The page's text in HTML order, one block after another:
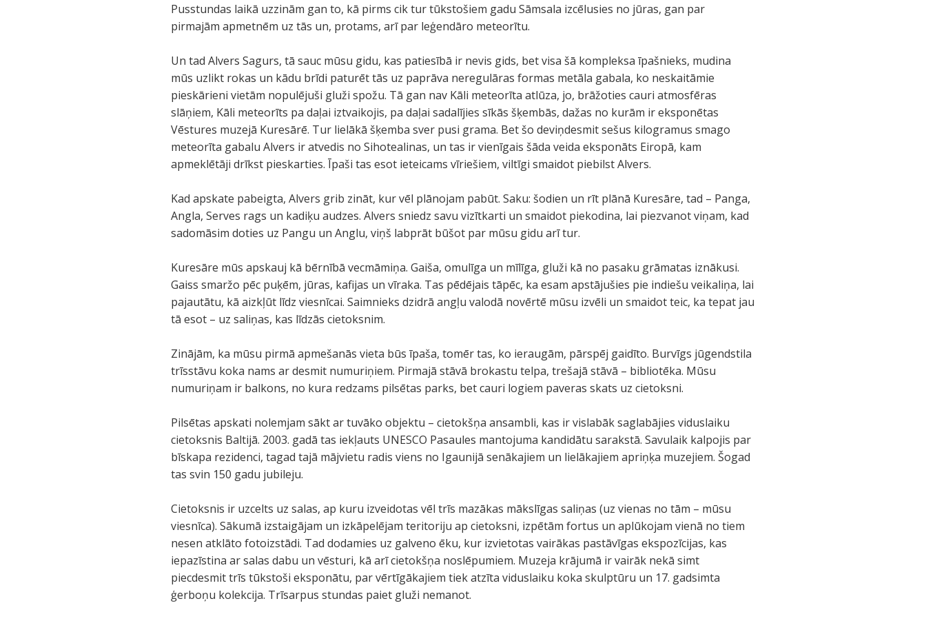
Pusstundas laikā uzzinām gan to, kā pirms cik tur tūkstošiem gadu Sāmsala izcēlusies no jūras, gan par
pirmajām apmetnēm uz tās un, protams, arī par leģendāro meteorītu.
Un tad Alvers Sagurs, tā sauc mūsu gidu, kas patiesībā ir nevis gids, bet visa šā kompleksa īpašnieks, mudina
mūs uzlikt rokas un kādu brīdi paturēt tās uz paprāva neregulāras formas metāla gabala, ko neskaitāmie
pieskārieni vietām nopulējuši gluži spožu. Tā gan nav Kāli meteorīta atlūza, jo, brāžoties cauri atmosfēras
slāņiem, Kāli meteorīts pa daļai iztvaikojis, pa daļai sadalījies sīkās šķembās, dažas no kurām ir eksponētas
Vēstures muzejā Kuresārē. Tur lielākā šķemba sver pusi grama. Bet šo deviņdesmit sešus kilogramus smago
meteorīta gabalu Alvers ir atvedis no Sihotealinas, un tas ir vienīgais šāda veida eksponāts Eiropā, kam
apmeklētāji drīkst pieskarties. Īpaši tas esot ieteicams vīriešiem, viltīgi smaidot piebilst Alvers.
Kad apskate pabeigta, Alvers grib zināt, kur vēl plānojam pabūt. Saku: šodien un rīt plānā Kuresāre, tad – Panga,
Angla, Serves rags un kadiķu audzes. Alvers sniedz savu vizītkarti un smaidot piekodina, lai piezvanot viņam, kad
sadomāsim doties uz Pangu un Anglu, viņš labprāt būšot par mūsu gidu arī tur.
Kuresāre mūs apskauj kā bērnībā vecmāmiņa. Gaiša, omulīga un mīlīga, gluži kā no pasaku grāmatas iznākusi.
Gaiss smaržo pēc puķēm, jūras, kafijas un vīraka. Tas pēdējais tāpēc, ka esam apstājušies pie indiešu veikaliņa, lai
pajautātu, kā aizkļūt līdz viesnīcai. Saimnieks dzidrā angļu valodā novērtē mūsu izvēli un smaidot teic, ka tepat jau
tā esot – uz saliņas, kas līdzās cietoksnim.
Zinājām, ka mūsu pirmā apmešanās vieta būs īpaša, tomēr tas, ko ieraugām, pārspēj gaidīto. Burvīgs jūgendstila
trīsstāvu koka nams ar desmit numuriņiem. Pirmajā stāvā brokastu telpa, trešajā stāvā – bibliotēka. Mūsu
numuriņam ir balkons, no kura redzams pilsētas parks, bet cauri logiem paveras skats uz cietoksni.
Pilsētas apskati nolemjam sākt ar tuvāko objektu – cietokšņa ansambli, kas ir vislabāk saglabājies viduslaiku
cietoksnis Baltijā. 2003. gadā tas iekļauts UNESCO Pasaules mantojuma kandidātu sarakstā. Savulaik kalpojis par
bīskapa rezidenci, tagad tajā mājvietu radis viens no Igaunijā senākajiem un lielākajiem apriņķa muzejiem. Šogad
tas svin 150 gadu jubileju.
Cietoksnis ir uzcelts uz salas, ap kuru izveidotas vēl trīs mazākas mākslīgas saliņas (uz vienas no tām – mūsu
viesnīca). Sākumā izstaigājam un izkāpelējam teritoriju ap cietoksni, izpētām fortus un aplūkojam vienā no tiem
nesen atklāto fotoizstādi. Tad dodamies uz galveno ēku, kur izvietotas vairākas pastāvīgas ekspozīcijas, kas
iepazīstina ar salas dabu un vēsturi, kā arī cietokšņa noslēpumiem. Muzeja krājumā ir vairāk nekā simt
piecdesmit trīs tūkstoši eksponātu, par vērtīgākajiem tiek atzīta viduslaiku koka skulptūru un 17. gadsimta
ģerboņu kolekcija. Trīsarpus stundas paiet gluži nemanot.